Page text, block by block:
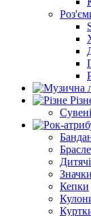
Значки
Кепки